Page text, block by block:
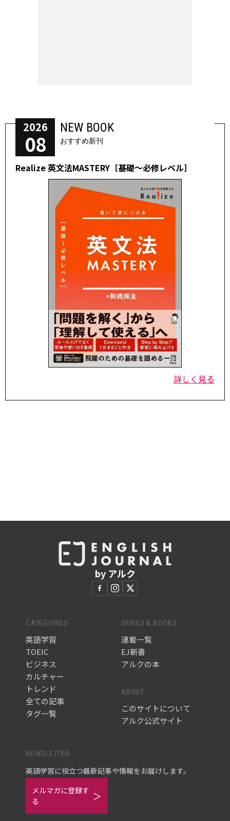
2026
08
NEW BOOK
おすすめ新刊
Realize 英文法MASTERY［基礎～必修レベル］
詳しく見る
by アルク
CATEGORIES
英語学習
TOEIC
ビジネス
カルチャー
トレンド
全ての記事
タグ一覧
SERIES & BOOKS
連載一覧
EJ新書
アルクの本
ABOUT
このサイトについて
アルク公式サイト
NEWSLETTER
英語学習に役立つ最新記事や情報をお届けします。
メルマガに登録す
る